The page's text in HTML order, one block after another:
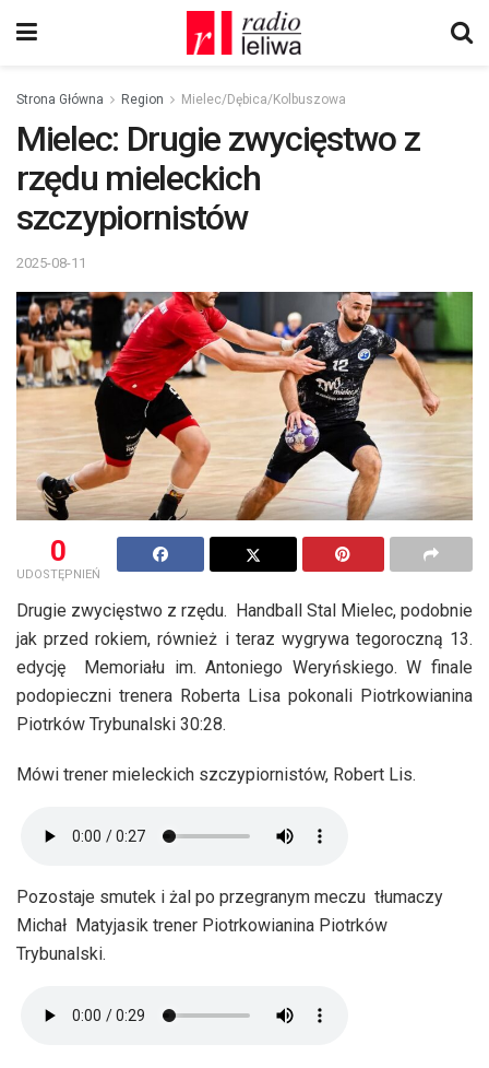
Strona Główna Region Mielec/Dębica/Kolbuszowa
Mielec: Drugie zwycięstwo z
rzędu mieleckich
szczypiornistów
2025-08-11
0
UDOSTĘPNIEŃ
Drugie zwycięstwo z rzędu. Handball Stal Mielec, podobnie
jak przed rokiem, również i teraz wygrywa tegoroczną 13.
edycję Memoriału im. Antoniego Weryńskiego. W finale
podopieczni trenera Roberta Lisa pokonali Piotrkowianina
Piotrków Trybunalski 30:28.
Mówi trener mieleckich szczypiornistów, Robert Lis.
Pozostaje smutek i żal po przegranym meczu tłumaczy
Michał Matyjasik trener Piotrkowianina Piotrków
Trybunalski.